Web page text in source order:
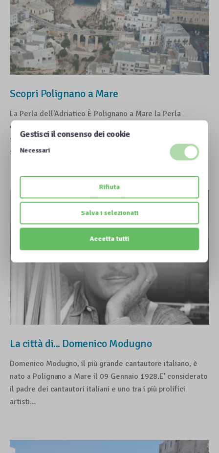
Scopri Polignano a Mare
La Perla dell'Adriatico È Polignano a Mare la Perla
dell’Adriatico, sublime connubio tra il mare cristallino e le
scogliere del borgo antico che si stagliano nel blu con uno
strapiombo…
La città di... Domenico Modugno
Domenico Modugno, il più grande cantautore italiano, è
nato a Polignano a Mare il 09 Gennaio 1928.E' considerato
il padre dei cantautori italiani e uno tra i più prolifici
artisti…
Gestisci il consenso dei cookie
Necessari
Rifiuta
Salva i selezionati
Accetta tutti